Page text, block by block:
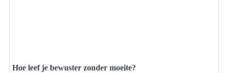
Hoe leef je bewuster zonder moeite?